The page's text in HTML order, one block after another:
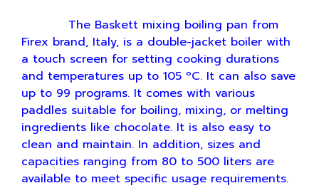
The Baskett mixing boiling pan from
Firex brand, Italy, is a double-jacket boiler with
a touch screen for setting cooking durations
and temperatures up to 105 ºC. It can also save
up to 99 programs. It comes with various
paddles suitable for boiling, mixing, or melting
ingredients like chocolate. It is also easy to
clean and maintain. In addition, sizes and
capacities ranging from 80 to 500 liters are
available to meet specific usage requirements.